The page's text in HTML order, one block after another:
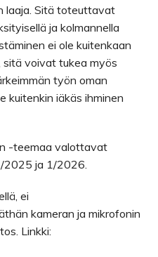
laaja. Sitä toteuttavat
ja kolmannella
ei ole kuitenkaan
voivat tukea myös
työn oman
kuitenkin iäkäs ihminen
-teemaa valottavat
2025 ja 1/2026.
ei
kameran ja mikrofonin
Linkki: